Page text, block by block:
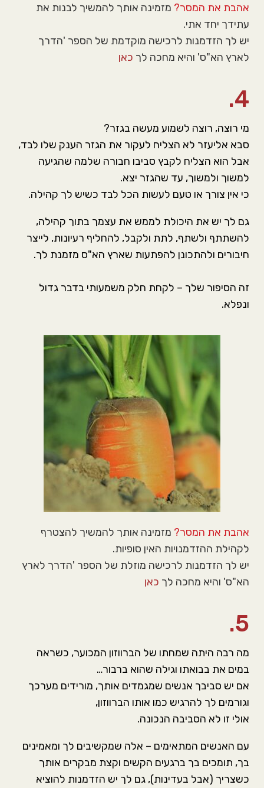
אהבת את המסר? מזמינה אותך להמשיך לבנות את
עתידך יחד אתי.
יש לך הזדמנות לרכישה מוקדמת של הספר 'הדרך
לארץ הא"ס' והיא מחכה לך כאן
4.
מי רוצה, רוצה לשמוע מעשה בגזר?
סבא אליעזר לא הצליח לעקור את הגזר הענק שלו לבד,
אבל הוא הצליח לקבץ סביבו חבורה שלמה שהגיעה
למשוך ולמשוך, עד שהגזר יצא.
כי אין צורך או טעם לעשות הכל לבד כשיש לך קהילה.
גם לך יש את היכולת לממש את עצמך בתוך קהילה,
להשתתף ולשתף, לתת ולקבל, להחליף רעיונות, לייצר
חיבורים ולהתכונן להפתעות שארץ הא"ס מזמנת לך.
זה הסיפור שלך – לקחת חלק משמעותי בדבר גדול
ונפלא.
אהבת את המסר? מזמינה אותך להמשיך להצטרף
לקהילת ההזדמנויות האין סופיות.
יש לך הזדמנות לרכישה מוזלת של הספר 'הדרך לארץ
הא"ס' והיא מחכה לך כאן
5.
מה רבה היתה שמחתו של הברווזון המכוער, כשראה
במים את בבואתו וגילה שהוא ברבור…
אם יש סביבך אנשים שמגמדים אותך, מורידים מערכך
וגורמים לך להרגיש כמו אותו הברווזון,
אולי זו לא הסביבה הנכונה.
עם האנשים המתאימים – אלה שמקשיבים לך ומאמינים
בך, תומכים בך ברגעים הקשים וקצת מבקרים אותך
כשצריך (אבל בעדינות), גם לך יש הזדמנות להוציא